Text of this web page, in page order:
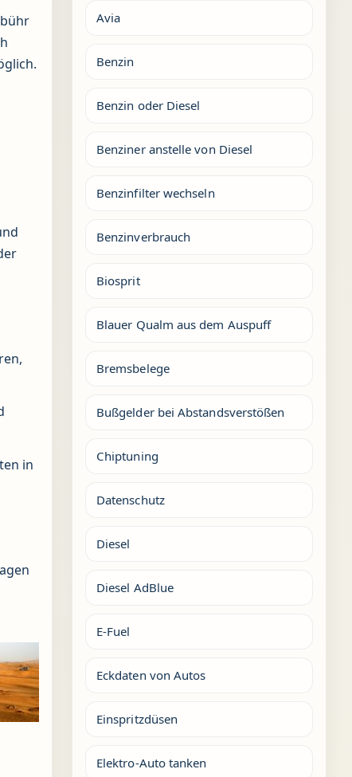
in
Avia
Benzin
Benzin oder Diesel
Benziner anstelle von Diesel
Benzinfilter wechseln
Benzinverbrauch
Biosprit
Blauer Qualm aus dem Auspuff
Bremsbelege
Bußgelder bei Abstandsverstößen
Chiptuning
Datenschutz
Diesel
Diesel AdBlue
E-Fuel
Eckdaten von Autos
Einspritzdüsen
Elektro-Auto tanken